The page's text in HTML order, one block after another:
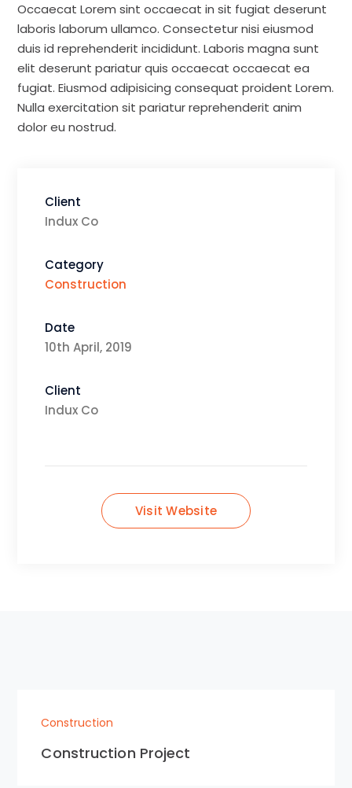
Occaecat Lorem sint occaecat in sit fugiat deserunt
laboris laborum ullamco. Consectetur nisi eiusmod
duis id reprehenderit incididunt. Laboris magna sunt
elit deserunt pariatur quis occaecat occaecat ea
fugiat. Eiusmod adipisicing consequat proident Lorem.
Nulla exercitation sit pariatur reprehenderit anim
dolor eu nostrud.
Client
Indux Co
Category
Construction
Date
10th April, 2019
Client
Indux Co
Visit Website
Construction
Construction Project